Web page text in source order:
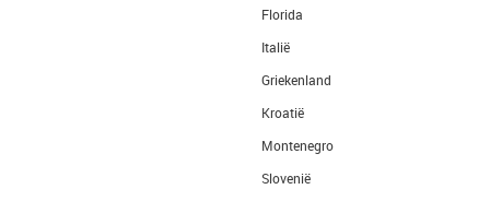
Florida
Italië
Griekenland
Kroatië
Montenegro
Slovenië